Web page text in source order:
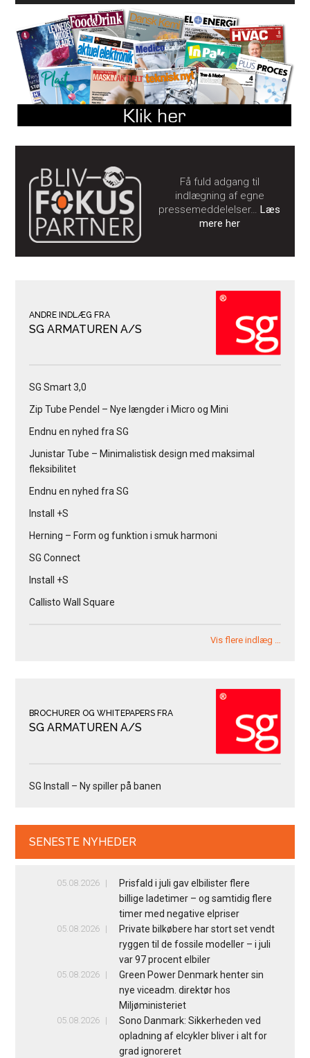
Få fuld adgang til
indlægning af egne
pressemeddelelser…Læs
mere her
ANDRE INDLÆG FRA
SG ARMATUREN A/S
SG Smart 3,0
Zip Tube Pendel – Nye længder i Micro og Mini
Endnu en nyhed fra SG
Junistar Tube – Minimalistisk design med maksimal
fleksibilitet
Endnu en nyhed fra SG
Install +S
Herning – Form og funktion i smuk harmoni
SG Connect
Install +S
Callisto Wall Square
Vis flere indlæg …
BROCHURER OG WHITEPAPERS FRA
SG ARMATUREN A/S
SG Install – Ny spiller på banen
SENESTE NYHEDER
05.08.2026
Prisfald i juli gav elbilister flere
billige ladetimer – og samtidig flere
timer med negative elpriser
05.08.2026
Private bilkøbere har stort set vendt
ryggen til de fossile modeller – i juli
var 97 procent elbiler
05.08.2026
Green Power Denmark henter sin
nye viceadm. direktør hos
Miljøministeriet
05.08.2026
Sono Danmark: Sikkerheden ved
opladning af elcykler bliver i alt for
grad ignoreret